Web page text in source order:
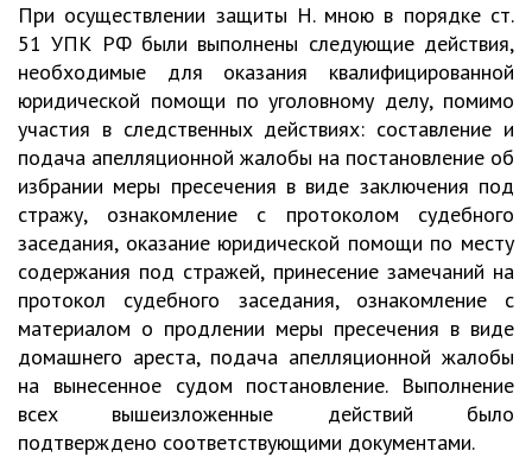
При осуществлении защиты Н. мною в порядке ст.
51 УПК РФ были выполнены следующие действия,
необходимые для оказания квалифицированной
юридической помощи по уголовному делу, помимо
участия в следственных действиях: составление и
подача апелляционной жалобы на постановление об
избрании меры пресечения в виде заключения под
стражу, ознакомление с протоколом судебного
заседания, оказание юридической помощи по месту
содержания под стражей, принесение замечаний на
протокол судебного заседания, ознакомление с
материалом о продлении меры пресечения в виде
домашнего ареста, подача апелляционной жалобы
на вынесенное судом постановление. Выполнение
всех вышеизложенные действий было
подтверждено соответствующими документами.